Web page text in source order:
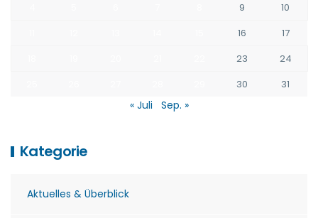
9
10
16
17
23
24
30 31
« Juli Sep. »
Kategorie
Aktuelles & Überblick